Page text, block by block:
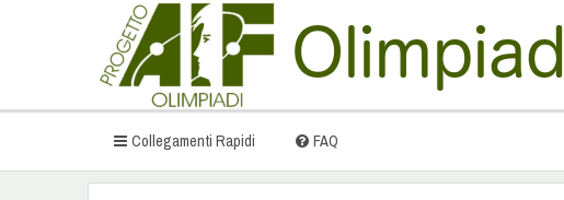
Collegamenti Rapidi FAQ